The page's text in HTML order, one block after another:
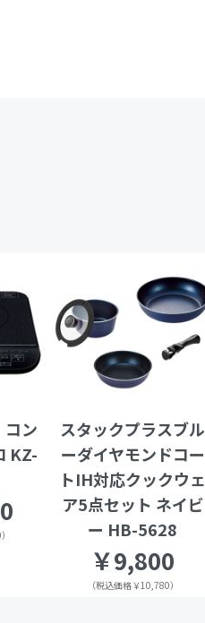
ン
KZ-
スタックプラスブル
ーダイヤモンドコー
トIH対応クックウェ
ア5点セット ネイビ
ー HB-5628
￥9,800
（税込価格￥10,780）